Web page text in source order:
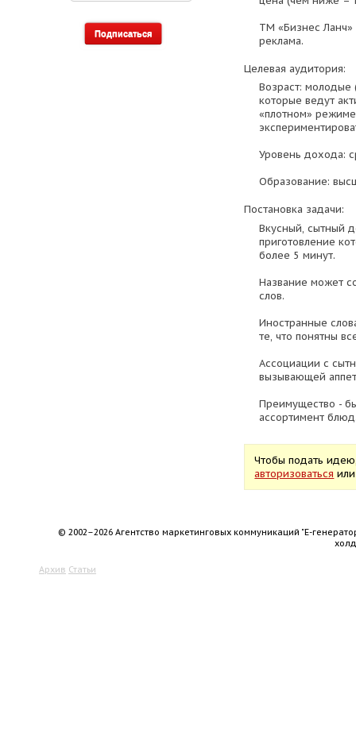
ТМ «Бизнес
реклама.
Целевая аудитория:
Возраст:
которые ведут
«плотном»
Уровень дохода:
Образование:
Постановка задачи:
Вкусный, сытный
приготовление
более 5 минут.
Название может
слов.
Иностранные
те, что понятны
Ассоциации с
вызывающей
Преимущество -
ассортимент
Чтобы подать
авторизоваться
© 2002–2026 Агентство маркетинговых коммуникаций "Е-
Архив Статьи